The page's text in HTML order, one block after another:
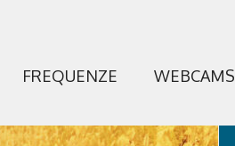
FREQUENZE WEBCAMS